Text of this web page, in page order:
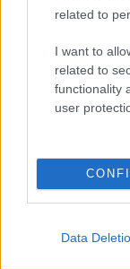
related to
I want to
related to
functionality
user
Data